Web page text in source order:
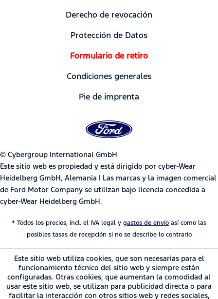
Derecho de revocación
Protección de Datos
Formulario de retiro
Condiciones generales
Pie de imprenta
© Cybergroup International GmbH
Este sitio web es propiedad y está dirigido por cyber-Wear
Heidelberg GmbH, Alemania | Las marcas y la imagen comercial
de Ford Motor Company se utilizan bajo licencia concedida a
cyber-Wear Heidelberg GmbH.
* Todos los precios, incl. el IVA legal y gastos de envío así como las
posibles tasas de recepción si no se describe lo contrario
Este sitio web utiliza cookies, que son necesarias para el
funcionamiento técnico del sitio web y siempre están
configuradas. Otras cookies, que aumentan la comodidad al
usar este sitio web, se utilizan para publicidad directa o para
facilitar la interacción con otros sitios web y redes sociales,